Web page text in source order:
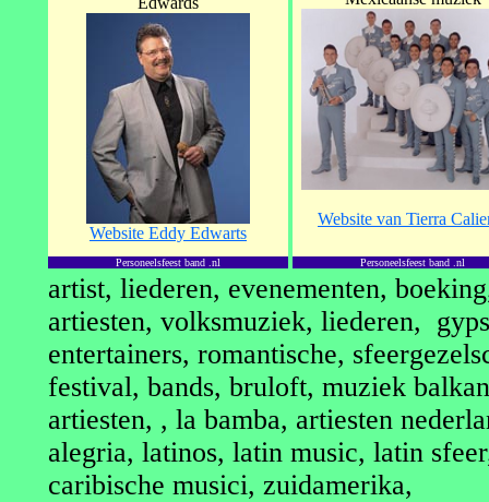
Website Eddy Edwarts
Personeelsfeest band .nl
Website van Tierra
Personeelsfeest band .nl
artist, liederen, evenementen,
artiesten, volksmuziek, liederen,
entertainers, romantische,
festival, bands, bruloft, muziek
artiesten, , la bamba, artiesten
alegria, latinos, latin music, latin
caribische musici, zuidamerika,